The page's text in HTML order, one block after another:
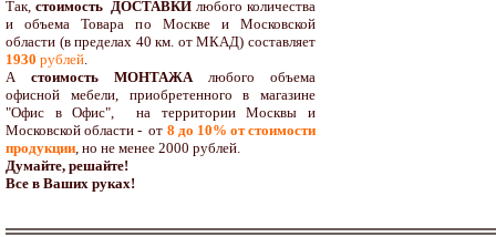
Так, стоимость ДОСТАВКИлюбого количества
и объема Товара по Москве и Московской
области (в пределах 40 км. от МКАД) составляет
1930 рублей.
А стоимость МОНТАЖАлюбого объема
офисной мебели, приобретенного в магазине
"Офис в Офис", на территории Москвы и
Московской области - от 8 до 10% от стоимости
продукции, но не менее 2000 рублей.
Думайте, решайте!
Все в Ваших руках!